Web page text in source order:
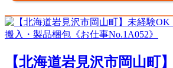
【北海道岩見沢市岡山町